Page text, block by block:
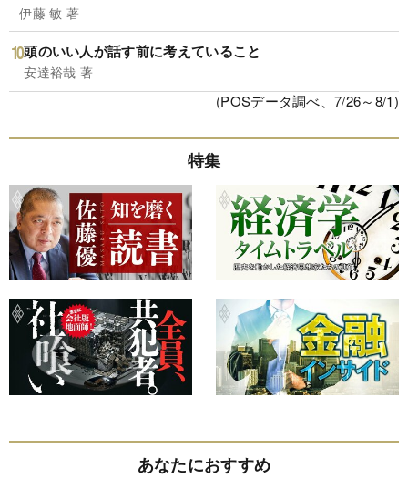
伊藤 敏 著
頭のいい人が話す前に考えていること
安達裕哉 著
(POSデータ調べ、7/26～8/1)
特集
あなたにおすすめ